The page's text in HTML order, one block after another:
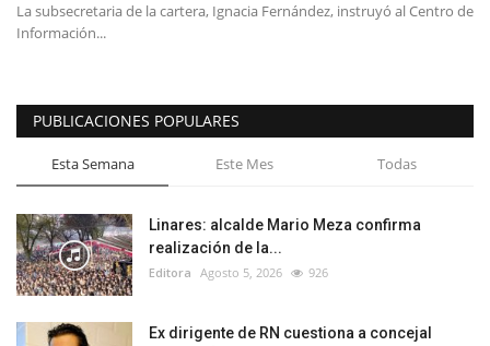
La subsecretaria de la cartera, Ignacia Fernández, instruyó al Centro de
Información...
PUBLICACIONES POPULARES
Esta Semana Este Mes Todas
Linares: alcalde Mario Meza confirma
realización de la...
Editora Agosto 5, 2026 926
Ex dirigente de RN cuestiona a concejal